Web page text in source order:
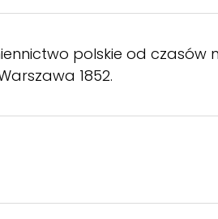
polskie od czasów
1852.